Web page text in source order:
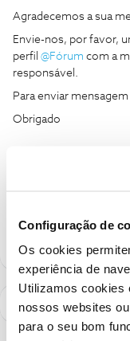
Configuração de
Os cookies
experiência de
Utilizamos cookies
nossos websites
para o seu bom
Agradecemos a sua
Envie-nos, por favor,
perfil @Fórum com a
responsável.
Para enviar
Obrigado
Ajude a comunidade
sempre a par das